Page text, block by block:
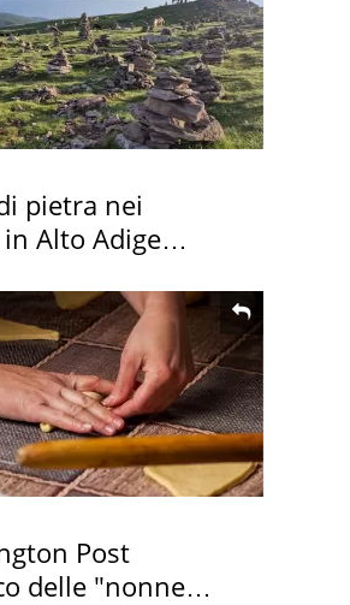
pietra nei
Alto Adige
Post
delle "nonne